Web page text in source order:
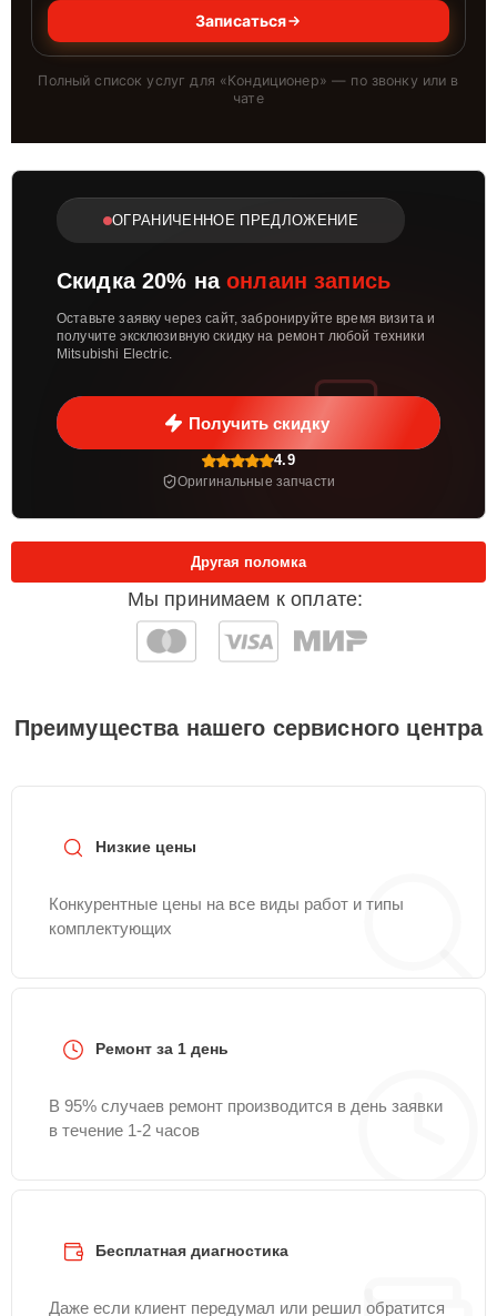
Записаться
Полный список услуг для «Кондиционер» — по звонку или в
чате
ОГРАНИЧЕННОЕ ПРЕДЛОЖЕНИЕ
Скидка 20% наонлаин запись
Оставьте заявку через сайт, забронируйте время визита и
получите эксклюзивную скидку на ремонт любой техники
Mitsubishi Electric.
Получить скидку
4.9
Оригинальные запчасти
Мы принимаем к оплате:
Другая поломка
Преимущества нашего сервисного центра
Низкие цены
Конкурентные цены на все виды работ и типы
комплектующих
Ремонт за 1 день
В 95% случаев ремонт производится в день заявки
в течение 1-2 часов
Бесплатная диагностика
Даже если клиент передумал или решил обратится